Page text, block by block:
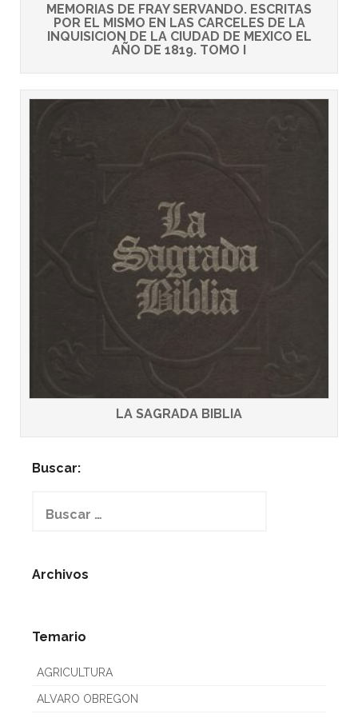
MEMORIAS DE FRAY SERVANDO. ESCRITAS
POR EL MISMO EN LAS CARCELES DE LA
INQUISICION DE LA CIUDAD DE MEXICO EL
AÑO DE 1819. TOMO I
LA SAGRADA BIBLIA
Buscar:
Archivos
Temario
AGRICULTURA
ALVARO OBREGON